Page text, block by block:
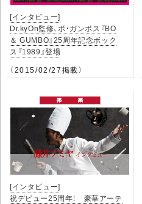
[インタビュー]
Dr.kyOn監修、ボ・ガンボス『BO
＆ GUMBO』25周年記念ボック
ス『1989』登場
（2015/02/27掲載）
[インタビュー]
祝デビュー25周年！ 豪華アーテ